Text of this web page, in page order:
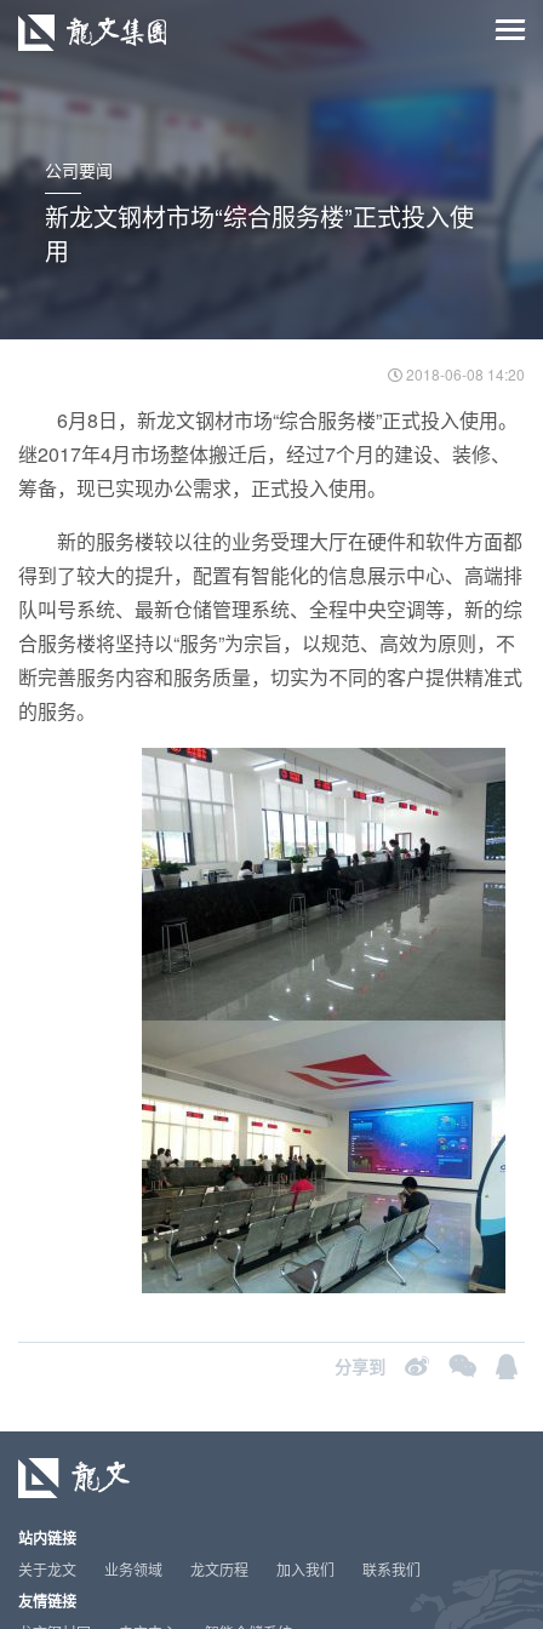
公司要闻
新龙文钢材市场“综合服务楼”正式投入使
用
2018-06-08 14:20
6月8日，新龙文钢材市场“综合服务楼”正式投入使用。
继2017年4月市场整体搬迁后，经过7个月的建设、装修、
筹备，现已实现办公需求，正式投入使用。
新的服务楼较以往的业务受理大厅在硬件和软件方面都
得到了较大的提升，配置有智能化的信息展示中心、高端排
队叫号系统、最新仓储管理系统、全程中央空调等，新的综
合服务楼将坚持以“服务”为宗旨，以规范、高效为原则，不
断完善服务内容和服务质量，切实为不同的客户提供精准式
的服务。
分享到
站内链接
关于龙文 业务领域 龙文历程 加入我们 联系我们
友情链接